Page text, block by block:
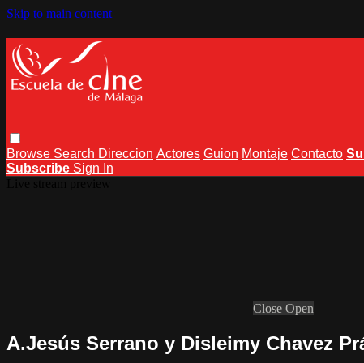
Skip to main content
Browse Search Direccion Actores Guion Montaje Contacto
Subscribe Sign In
Close Open
A.Jesús Serrano y Disleimy Chavez